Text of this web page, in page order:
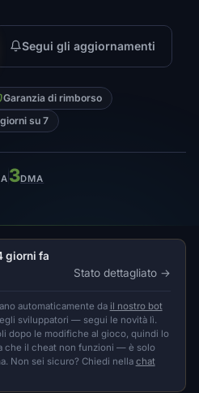
Segui gli aggiornamenti
Garanzia di rimborso
su 7
3DMA
giorni fa
Stato dettagliato
automaticamente da il nostro bot
sviluppatori — segui le novità lì.
dopo le modifiche al gioco, quindi lo
che il cheat non funzioni — è solo
Non sei sicuro? Chiedi nella chat